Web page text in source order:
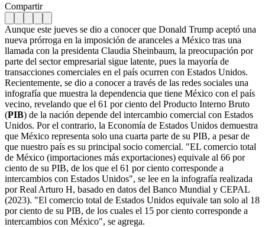
Compartir
Aunque este jueves se dio a conocer que Donald Trump aceptó una
nueva prórroga en la imposición de aranceles a México tras una
llamada con la presidenta Claudia Sheinbaum, la preocupación por
parte del sector empresarial sigue latente, pues la mayoría de
transacciones comerciales en el país ocurren con Estados Unidos.
Recientemente, se dio a conocer a través de las redes sociales una
infografía que muestra la dependencia que tiene México con el país
vecino, revelando que el 61 por ciento del Producto Interno Bruto
(PIB) de la nación depende del intercambio comercial con Estados
Unidos. Por el contrario, la Economía de Estados Unidos demuestra
que México representa solo una cuarta parte de su PIB, a pesar de
que nuestro país es su principal socio comercial. "EL comercio total
de México (importaciones más exportaciones) equivale al 66 por
ciento de su PIB, de los que el 61 por ciento corresponde a
intercambios con Estados Unidos", se lee en la infografía realizada
por Real Arturo H, basado en datos del Banco Mundial y CEPAL
(2023). "El comercio total de Estados Unidos equivale tan solo al 18
por ciento de su PIB, de los cuales el 15 por ciento corresponde a
intercambios con México", se agrega.